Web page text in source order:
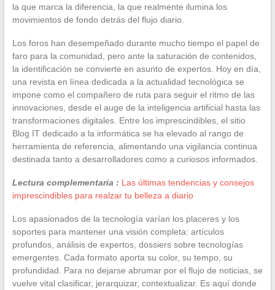
la que marca la diferencia, la que realmente ilumina los
movimientos de fondo detrás del flujo diario.
Los foros han desempeñado durante mucho tiempo el papel de
faro para la comunidad, pero ante la saturación de contenidos,
la identificación se convierte en asunto de expertos. Hoy en día,
una revista en línea dedicada a la actualidad tecnológica se
impone como el compañero de ruta para seguir el ritmo de las
innovaciones, desde el auge de la inteligencia artificial hasta las
transformaciones digitales. Entre los imprescindibles, el sitio
Blog IT dedicado a la informática se ha elevado al rango de
herramienta de referencia, alimentando una vigilancia continua
destinada tanto a desarrolladores como a curiosos informados.
Lectura complementaria : Las últimas tendencias y consejos
imprescindibles para realzar tu belleza a diario
Los apasionados de la tecnología varían los placeres y los
soportes para mantener una visión completa: artículos
profundos, análisis de expertos, dossiers sobre tecnologías
emergentes. Cada formato aporta su color, su tempo, su
profundidad. Para no dejarse abrumar por el flujo de noticias, se
vuelve vital clasificar, jerarquizar, contextualizar. Es aquí donde